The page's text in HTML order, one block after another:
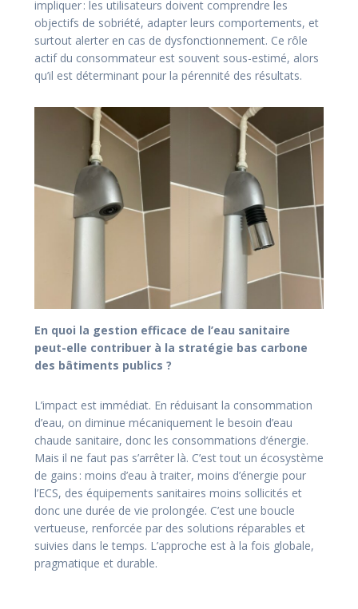
impliquer : les utilisateurs doivent comprendre les
objectifs de sobriété, adapter leurs comportements, et
surtout alerter en cas de dysfonctionnement. Ce rôle
actif du consommateur est souvent sous-estimé, alors
qu’il est déterminant pour la pérennité des résultats.
En quoi la gestion efficace de l’eau sanitaire
peut-elle contribuer à la stratégie bas carbone
des bâtiments publics ?
L’impact est immédiat. En réduisant la consommation
d’eau, on diminue mécaniquement le besoin d’eau
chaude sanitaire, donc les consommations d’énergie.
Mais il ne faut pas s’arrêter là. C’est tout un écosystème
de gains : moins d’eau à traiter, moins d’énergie pour
l’ECS, des équipements sanitaires moins sollicités et
donc une durée de vie prolongée. C’est une boucle
vertueuse, renforcée par des solutions réparables et
suivies dans le temps. L’approche est à la fois globale,
pragmatique et durable.